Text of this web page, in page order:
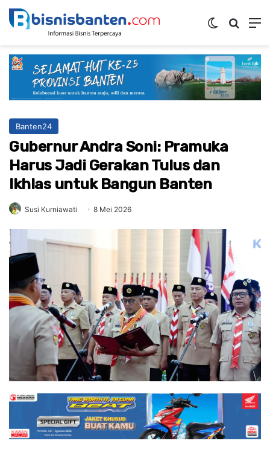
Switch skin
Banten24
Gubernur Andra Soni: Pramuka
Harus Jadi Gerakan Tulus dan
Ikhlas untuk Bangun Banten
Susi Kurniawati 8 Mei 2026